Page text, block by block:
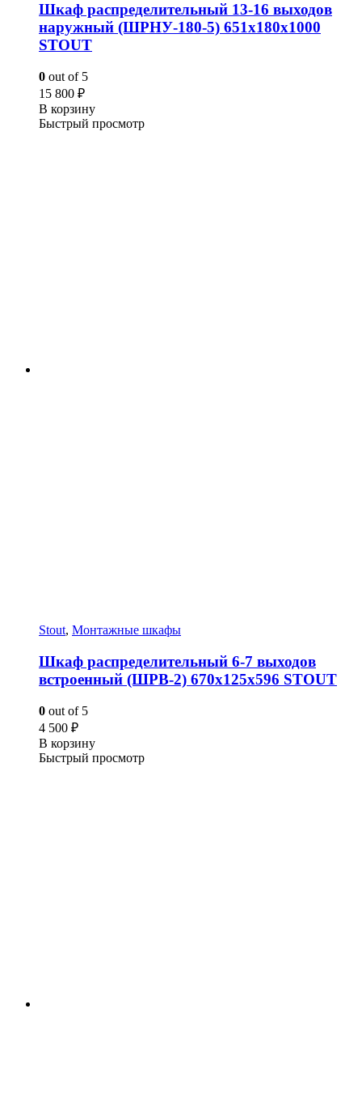
Шкаф распределительный 13-16 выходов
наружный (ШРНУ-180-5) 651х180х1000
STOUT
0 out of 5
15 800 ₽
В корзину
Быстрый просмотр
Stout, Монтажные шкафы
Шкаф распределительный 6-7 выходов
встроенный (ШРВ-2) 670х125х596 STOUT
0 out of 5
4 500 ₽
В корзину
Быстрый просмотр